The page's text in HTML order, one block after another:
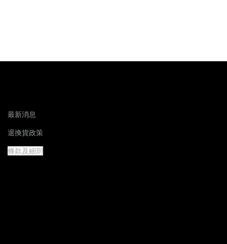
最新消息
退換貨政策
條款及細則